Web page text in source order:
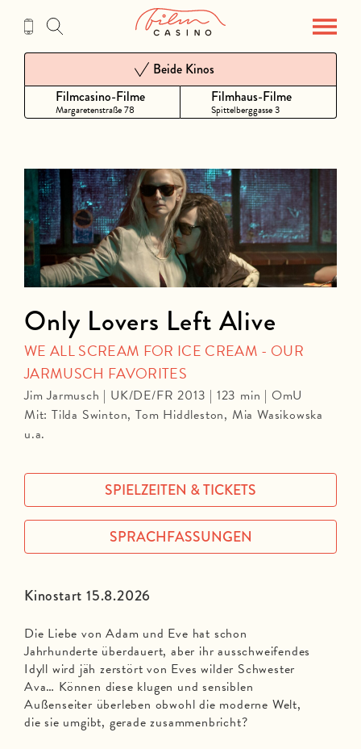
Inhalt
Filmcasino-Filme
Margaretenstraße 78
Beide Kinos
Filmhaus-Filme
Spittelberggasse 3
Kinostart 15.8.2026
Die Liebe von Adam und Eve hat schon
Jahrhunderte überdauert, aber ihr ausschweifendes
Idyll wird jäh zerstört von Eves wilder Schwester
Ava… Können diese klugen und sensiblen
Außenseiter überleben obwohl die moderne Welt,
die sie umgibt, gerade zusammenbricht?
Only Lovers Left Alive
WE ALL SCREAM FOR ICE CREAM - OUR
JARMUSCH FAVORITES
Jim Jarmusch | UK/DE/FR 2013 | 123 min | OmU
Mit: Tilda Swinton, Tom Hiddleston, Mia Wasikowska
u.a.
SPIELZEITEN & TICKETS
SPRACHFASSUNGEN